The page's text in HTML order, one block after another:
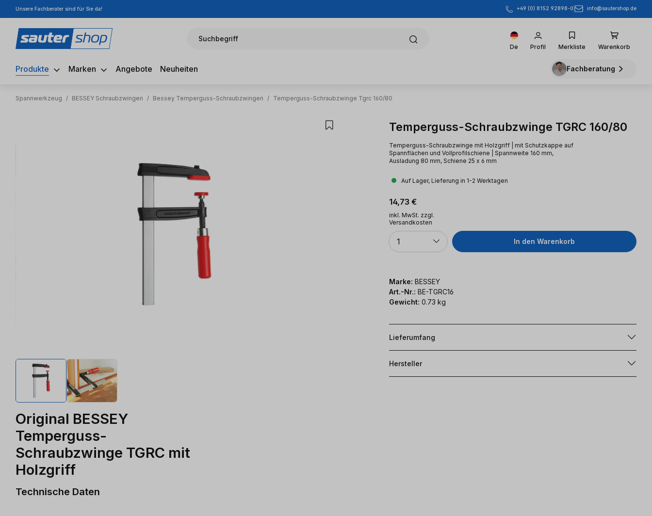
Hauptinhalt springen
Zur Suche springen
Zur Hauptnavigation springen
Unsere Fachberater sind für Sie da! +49 (0) 8152 92898-0 info@sautershop.de
Suchbegriff
De Profil Merkliste Warenkorb
Produkte Marken Angebote Neuheiten Fachberatung
Spannwerkzeug / BESSEY Schraubzwingen / Bessey Temperguss-Schraubzwingen / Temperguss-Schraubzwinge Tgrc 160/80
Temperguss-Schraubzwinge TGRC 160/80
Temperguss-Schraubzwinge mit Holzgriff | mit Schutzkappe auf
Spannflächen und Vollprofilschiene | Spannweite 160 mm,
Ausladung 80 mm, Schiene 25 x 6 mm
Auf Lager, Lieferung in 1-2 Werktagen
Regulärer Preis:
14,73 €
inkl. MwSt. zzgl.
Versandkosten
Anzahl
1 In den Warenkorb
Marke: BESSEY
Art.-Nr.: BE-TGRC16
Gewicht: 0.73 kg
Lieferumfang
Hersteller
Original BESSEY
Temperguss-
Schraubzwinge TGRC mit
Holzgriff
Technische Daten